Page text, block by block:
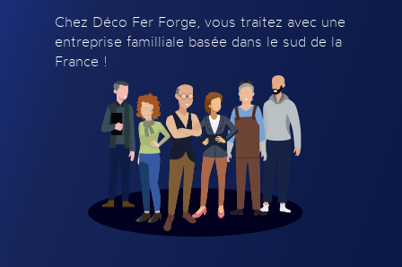
Chez Déco Fer Forge, vous traitez avec une
entreprise familliale basée dans le sud de la
France !